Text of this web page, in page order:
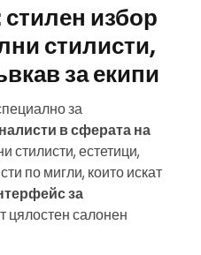
стилен избор
стилисти,
за екипи
за
в сферата на
стилисти, естетици,
по мигли, които искат
за
цялостен салонен